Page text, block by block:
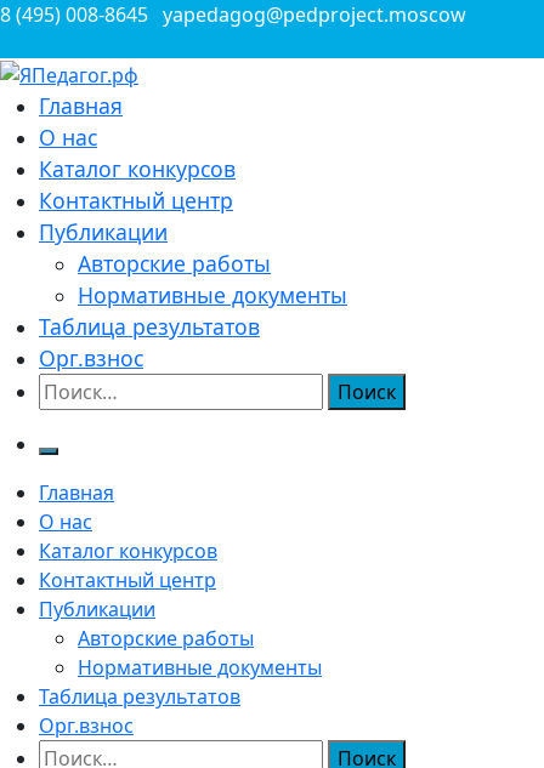
Перейти
содержимому
8 (495) 008-8645 yapedagog@pedproject.moscow
ЯПедагог.рф
Всероссийские конкурсы для педагогов
Главная
О нас
Каталог конкурсов
Контактный центр
Публикации
Авторские работы
Нормативные документы
Таблица результатов
Орг.взнос
Найти:
Главная
О нас
Каталог конкурсов
Контактный центр
Публикации
Авторские работы
Нормативные документы
Таблица результатов
Орг.взнос
Найти: